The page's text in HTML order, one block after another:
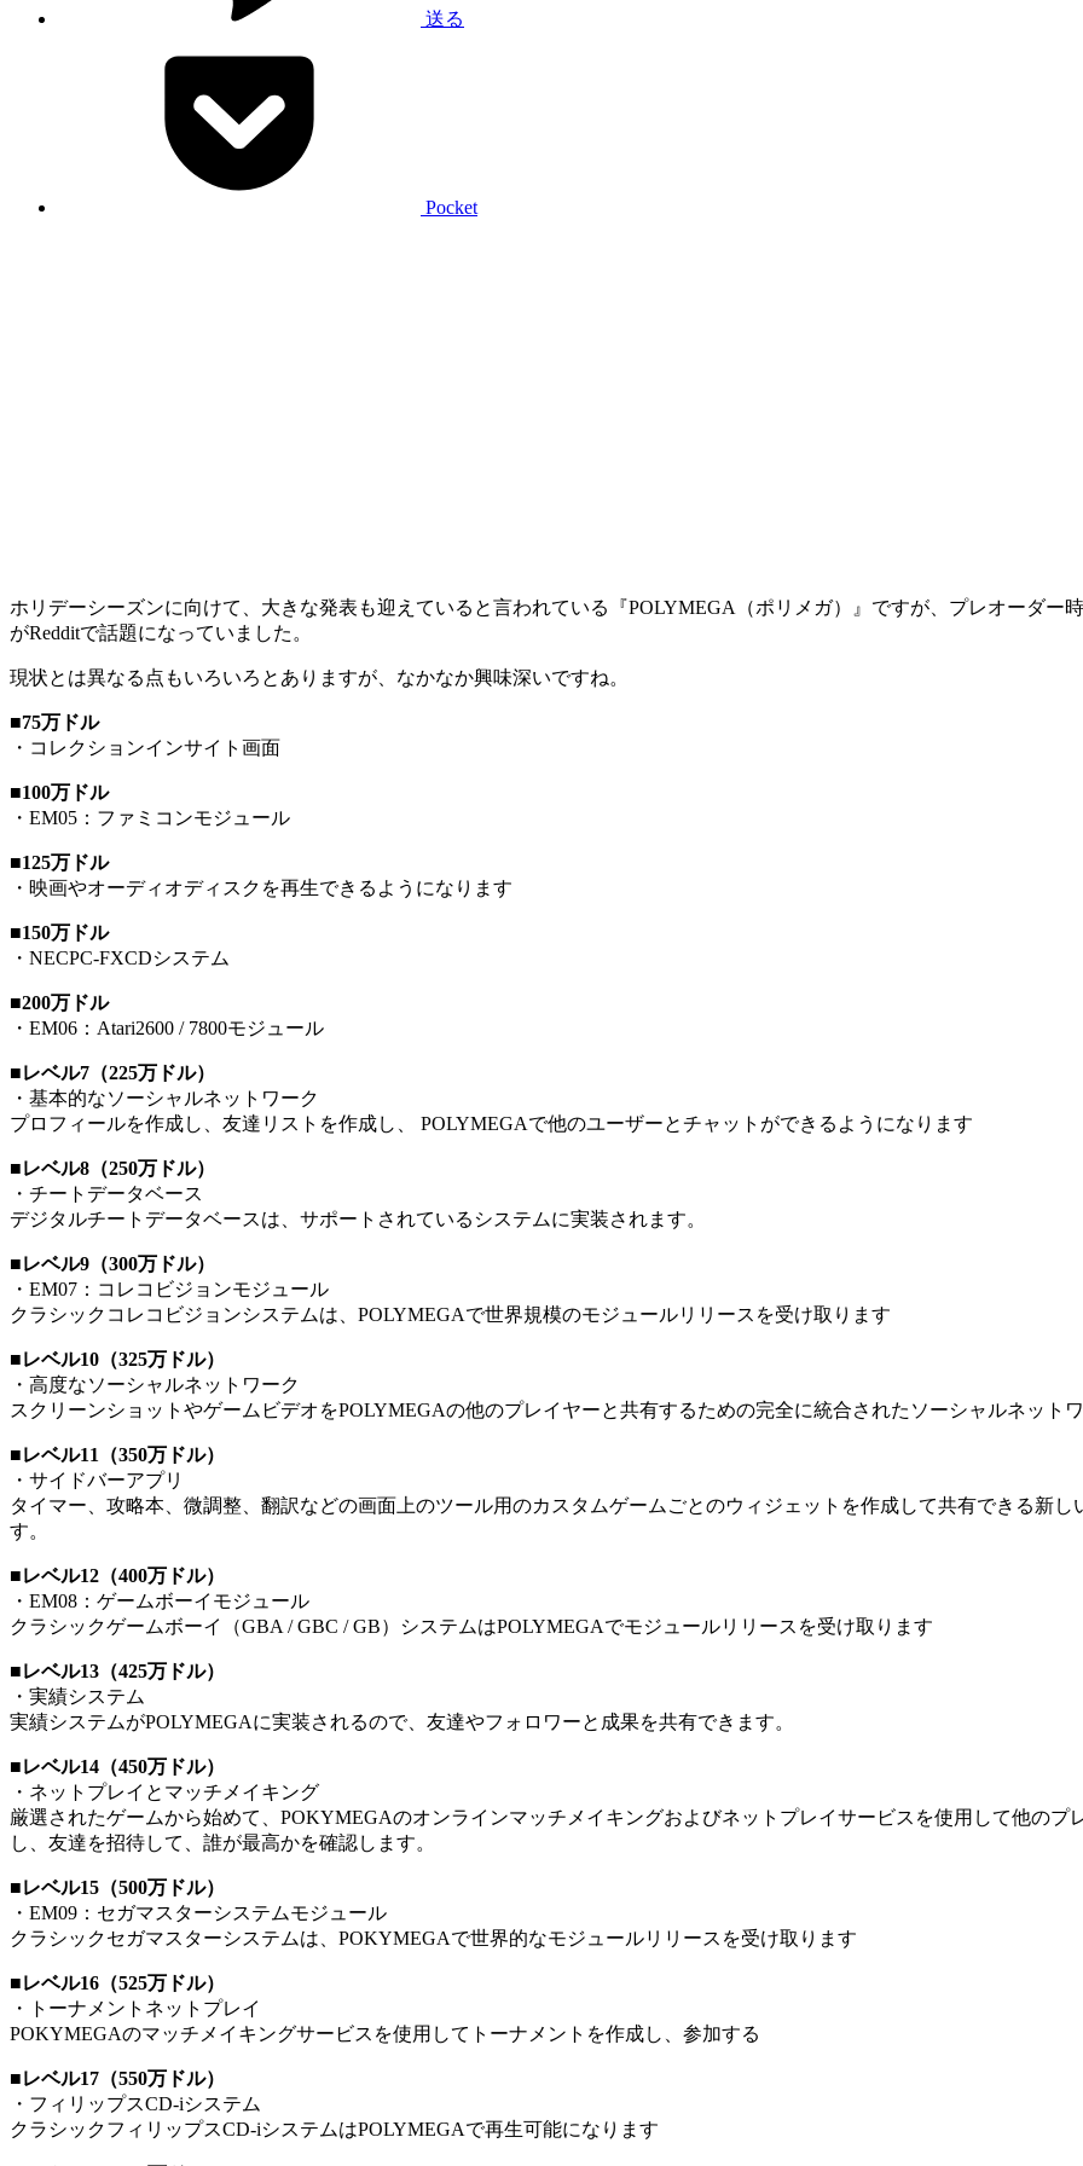
送る
Pocket
ホリデーシーズンに向けて、大きな発表も迎えていると言われている『POLYMEGA（ポリメガ）』ですが、プレオーダー
がRedditで話題になっていました。
現状とは異なる点もいろいろとありますが、なかなか興味深いですね。
■75万ドル
・コレクションインサイト画面
■100万ドル
・EM05：ファミコンモジュール
■125万ドル
・映画やオーディオディスクを再生できるようになります
■150万ドル
・NECPC-FXCDシステム
■200万ドル
・EM06：Atari2600 / 7800モジュール
■レベル7（225万ドル）
・基本的なソーシャルネットワーク
プロフィールを作成し、友達リストを作成し、 POLYMEGAで他のユーザーとチャットができるようになります
■レベル8（250万ドル）
・チートデータベース
デジタルチートデータベースは、サポートされているシステムに実装されます。
■レベル9（300万ドル）
・EM07：コレコビジョンモジュール
クラシックコレコビジョンシステムは、POLYMEGAで世界規模のモジュールリリースを受け取ります
■レベル10（325万ドル）
・高度なソーシャルネットワーク
スクリーンショットやゲームビデオをPOLYMEGAの他のプレイヤーと共有するための完全に統合されたソーシャルネット
■レベル11（350万ドル）
・サイドバーアプリ
タイマー、攻略本、微調整、翻訳などの画面上のツール用のカスタムゲームごとのウィジェットを作成して共有できる新
す。
■レベル12（400万ドル）
・EM08：ゲームボーイモジュール
クラシックゲームボーイ（GBA / GBC / GB）システムはPOLYMEGAでモジュールリリースを受け取ります
■レベル13（425万ドル）
・実績システム
実績システムがPOLYMEGAに実装されるので、友達やフォロワーと成果を共有できます。
■レベル14（450万ドル）
・ネットプレイとマッチメイキング
厳選されたゲームから始めて、POKYMEGAのオンラインマッチメイキングおよびネットプレイサービスを使用して他の
し、友達を招待して、誰が最高かを確認します。
■レベル15（500万ドル）
・EM09：セガマスターシステムモジュール
クラシックセガマスターシステムは、POKYMEGAで世界的なモジュールリリースを受け取ります
■レベル16（525万ドル）
・トーナメントネットプレイ
POKYMEGAのマッチメイキングサービスを使用してトーナメントを作成し、参加する
■レベル17（550万ドル）
・フィリップスCD-iシステム
クラシックフィリップスCD-iシステムはPOLYMEGAで再生可能になります